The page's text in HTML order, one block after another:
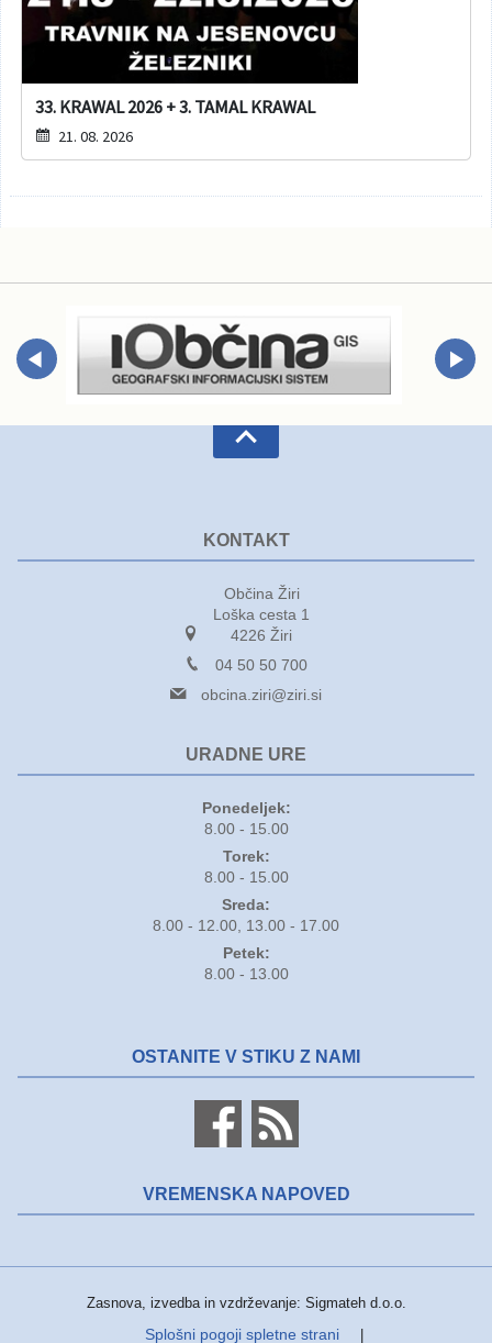
33. KRAWAL 2026 + 3. TAMAL KRAWAL
21. 08. 2026
KONTAKT
Občina Žiri
Loška cesta 1
4226 Žiri
04 50 50 700
obcina.ziri@ziri.si
URADNE URE
Ponedeljek:
8.00 - 15.00
Torek:
8.00 - 15.00
Sreda:
8.00 - 12.00, 13.00 - 17.00
Petek:
8.00 - 13.00
OSTANITE V STIKU Z NAMI
VREMENSKA NAPOVED
Zasnova, izvedba in vzdrževanje: Sigmateh d.o.o.
Splošni pogoji spletne strani